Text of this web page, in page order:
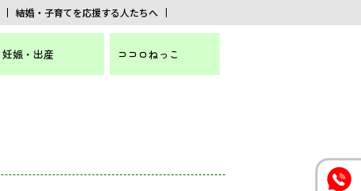
結婚・子育てを応援する人たちへ
妊娠・出産 ココロねっこ